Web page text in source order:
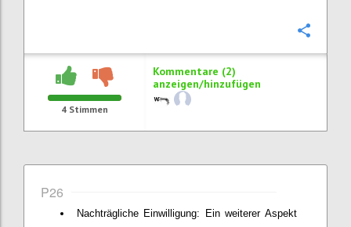
4 Stimmen
Kommentare (2)
anzeigen/hinzufügen
P26
Nachträgliche Einwilligung: Ein weiterer Aspekt